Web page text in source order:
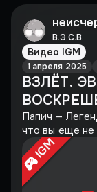
В.Э.С.В.
Видео IGM
1 апреля 2025
ВЗЛЁТ.
Папич —
что вы еще не
IGM